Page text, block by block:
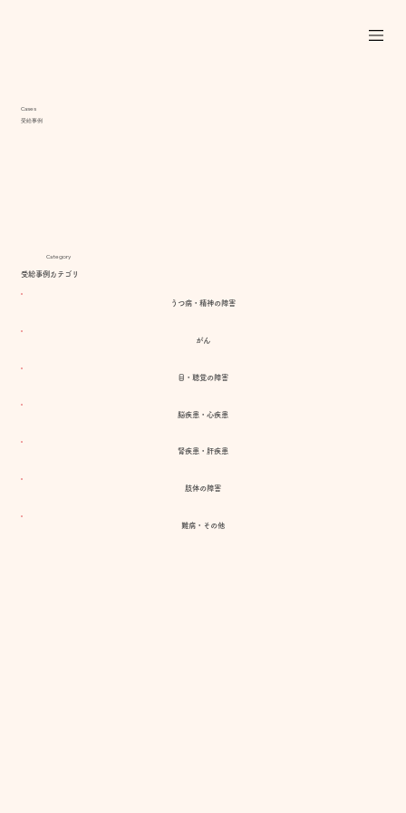
Cases
受給事例
Category
受給事例カテゴリ
うつ病・精神の障害
がん
脳疾患・心疾患
腎疾患・肝疾患
目・聴覚の障害
肢体の障害
難病・その他